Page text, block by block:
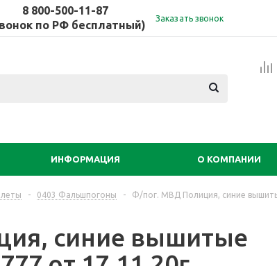
800-500-11-87
по РФ бесплатный)
Заказать звонок
ИНФОРМАЦИЯ О КОМПАНИИ
- 0403 Фальшпогоны -
Ф/пог. МВД Полиция, синие
синие вышитые